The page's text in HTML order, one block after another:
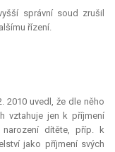
správní soud zrušil
řízení.
2010 uvedl, že dle něho
vztahuje jen k příjmení
narození dítěte, příp. k
jako příjmení svých